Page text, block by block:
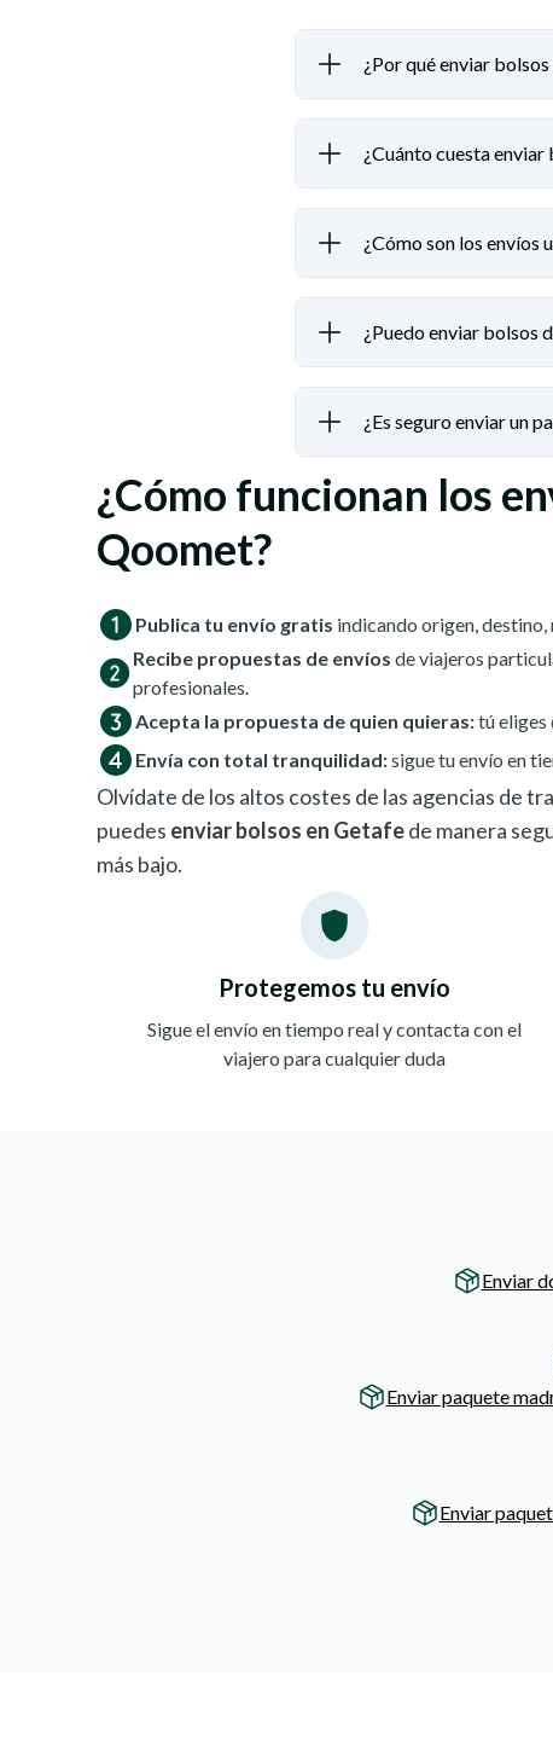
¿Por qué enviar
¿Cuánto cuesta enviar
¿Cómo son los envíos
¿Puedo enviar bolsos
¿Es seguro enviar un
¿Cómo funcionan los
Qoomet?
Publica tu envío gratis indicando origen, destino,
Recibe propuestas de envíos de viajeros
profesionales.
Acepta la propuesta de quien quieras:tú eliges
Envía con total tranquilidad:sigue tu envío en
Olvídate de los altos costes de las agencias de
puedes enviar bolsos en Getafede manera
más bajo.
Protegemos tu envío
Sigue el envío en tiempo real y contacta con el
viajero para cualquier duda
Enviar
Enviar paquete
Enviar